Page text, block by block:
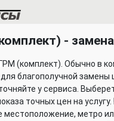
- замена
(комплект). Обычно в
благополучной замены
у сервиса.
точных цен на услугу.
метро